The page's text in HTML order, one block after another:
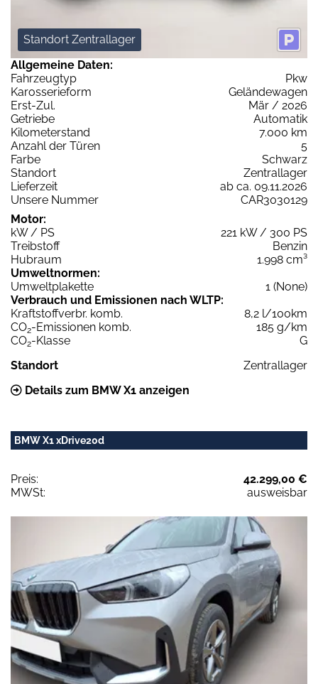
Standort Zentrallager
Allgemeine Daten:
Fahrzeugtyp
Pkw
Karosserieform
Geländewagen
Erst-Zul.
Mär / 2026
Getriebe
Automatik
Kilometerstand
7.000 km
Anzahl der Türen
5
Farbe
Schwarz
Standort
Zentrallager
Lieferzeit
ab ca. 09.11.2026
Unsere Nummer
CAR3030129
Motor:
kW / PS
221 kW / 300 PS
Treibstoff
Benzin
Hubraum
1.998 cm³
Umweltnormen:
Umweltplakette
1 (None)
Verbrauch und Emissionen nach WLTP:
Kraftstoffverbr. komb.
8,2 l/100km
CO2-Emissionen komb.
185 g/km
CO2-Klasse
G
Standort
Zentrallager
Details zum BMW X1 anzeigen
BMW X1 xDrive20d
Preis:
42.299,00 €
MWSt:
ausweisbar